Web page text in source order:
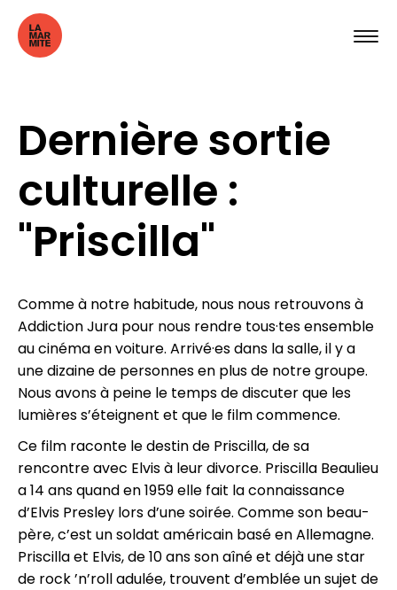
Dernière sortie
culturelle :
"Priscilla"
Comme à notre habitude, nous nous retrouvons à
Addiction Jura pour nous rendre tous·tes ensemble
au cinéma en voiture. Arrivé·es dans la salle, il y a
une dizaine de personnes en plus de notre groupe.
Nous avons à peine le temps de discuter que les
lumières s’éteignent et que le film commence.
Ce film raconte le destin de Priscilla, de sa
rencontre avec Elvis à leur divorce. Priscilla Beaulieu
a 14 ans quand en 1959 elle fait la connaissance
d’Elvis Presley lors d’une soirée. Comme son beau-
père, c’est un soldat américain basé en Allemagne.
Priscilla et Elvis, de 10 ans son aîné et déjà une star
de rock ’n’roll adulée, trouvent d’emblée un sujet de